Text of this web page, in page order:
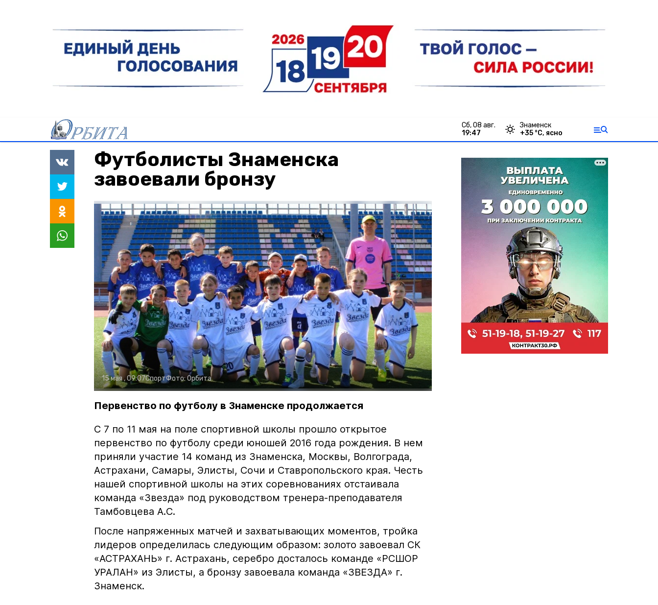
сб, 08 авг.
19:47
Знаменск
+35 °С, ясно
Футболисты Знаменска
завоевали бронзу
15 мая , 09:07СпортФото:Орбита
Первенство по футболу в Знаменске продолжается
С 7 по 11 мая на поле спортивной школы прошло открытое
первенство по футболу среди юношей 2016 года рождения. В нем
приняли участие 14 команд из Знаменска, Москвы, Волгограда,
Астрахани, Самары, Элисты, Сочи и Ставропольского края. Честь
нашей спортивной школы на этих соревнованиях отстаивала
команда «Звезда» под руководством тренера-преподавателя
Тамбовцева А.С.
После напряженных матчей и захватывающих моментов, тройка
лидеров определилась следующим образом: золото завоевал СК
«АСТРАХАНЬ» г. Астрахань, серебро досталось команде «РСШОР
УРАЛАН» из Элисты, а бронзу завоевала команда «ЗВЕЗДА» г.
Знаменск.